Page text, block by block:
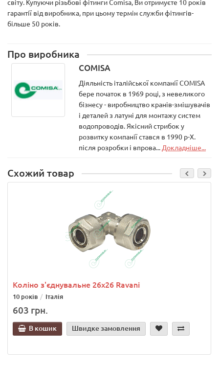
світу. Купуючи різьбові фітинги Comisa, Ви отримуєте 10 років
гарантії від виробника, при цьому термін служби фітингів-
більше 50 років.
Про виробника
COMISA
Діяльність італійської компанії COMISA
бере початок в 1969 році, з невеликого
бізнесу - виробництво кранів-змішувачів
і деталей з латуні для монтажу систем
водопроводів. Якісний стрибок у
розвитку компанії стався в 1990 р-Х.
після розробки і впрова... Докладніше...
Схожий товар
Коліно з'єднувальне 26х26 Ravani
10 років Італія
603 грн.
В кошик Швидке замовлення